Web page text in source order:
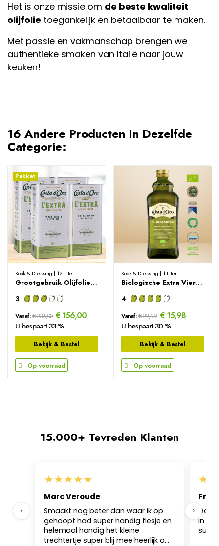
Het is onze missie om de beste kwaliteit
olijfolie toegankelijk en betaalbaar te maken.
Met passie en vakmanschap brengen we
authentieke smaken van Italië naar jouw
keuken!
16 Andere Producten In Dezelfde
Categorie:
Pakket
Kook & Dressing | 12 Liter
Grootgebruik Olijfolie Voordeelpakket – 12L
3
Vanaf: € 236,00 € 156,00
U bespaart 33 %
Bekijk & Bestel
Op voorraad
Kook & Dressing | 1 Liter
Biologische Extra Vierge Olijfolie - 1000 ml
4
Vanaf: € 22,99 € 15,98
U bespaart 30 %
Bekijk & Bestel
Op voorraad
15.000+ Tevreden Klanten
‹
★★★★★
Marc Veroude
Smaakt nog beter dan waar ik op
gehoopt had super handig flesje en
helemaal handig het kleine
trechtertje super blij mee heerlijk om
★
Frk
in
›